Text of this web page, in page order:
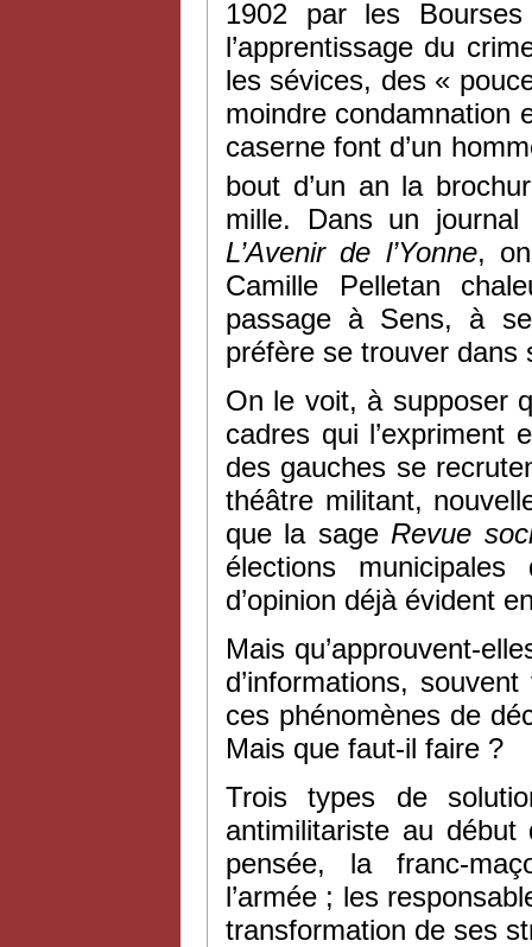
1902 par les
l’apprentissage du
les sévices, des «
moindre condamnation
caserne font d’un
bout d’un an la
mille. Dans un
L’Avenir de l’Yonne,
Camille Pelletan
passage à Sens, à
préfère se trouver dans
On le voit, à supposer
cadres qui l’expriment
des gauches se
théâtre militant,
que la sage Revue
élections
d’opinion déjà évident
Mais qu’approuvent-
d’informations,
ces phénomènes de
Mais que faut-il faire ?
Trois types de
antimilitariste au
pensée, la franc-
l’armée ; les
transformation de ses